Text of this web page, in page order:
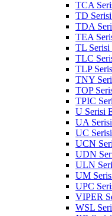
TCA
TD
TDA
TEA
TL Serisi
TLC
TLP
TNY
TOP
TPIC
U Serisi
UA
UC
UCN
UDN
ULN
UM
UPC
VIPER
WSL